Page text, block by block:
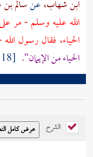
ابن شهاب،عنسالم بن
الله عليه وسلم - مر
الحياء، فقال رسول
الحياء من الإيمان". [6118 - مسلم: 36 - فتح: 1 \ 74]
الشرح